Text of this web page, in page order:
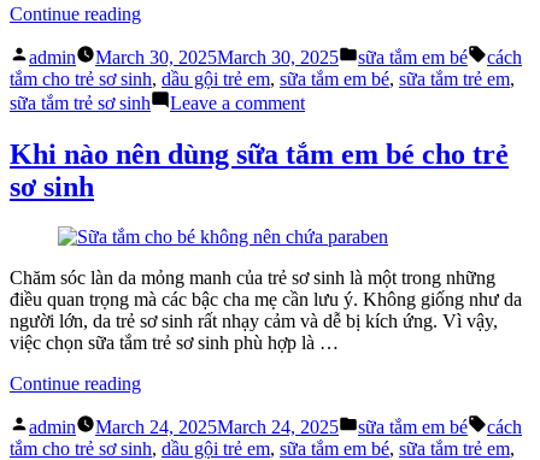
Continue reading“Vì
Bé
Khóc
Khi
Cách
Chọn
Em
Bé
Phù
Hợp”
Posted
by
admin March 30, 2025March 30, 2025
Posted
in
sữa tắm em bé Tags:
cách
tắm cho trẻ sơ sinh, dầu gội trẻ em, sữa tắm em bé, sữa tắm trẻ em,
sữa tắm trẻ sơ sinh
Leave a commenton
Sao
Bé
Tắm?
Cách
Chọn
Sữa
Tắm
Em
Khi nào nên dùng sữa tắm em bé cho trẻ
sơ sinh
Chăm sóc làn da mỏng manh của trẻ sơ sinh là một trong những
điều quan trọng mà các bậc cha mẹ cần lưu ý. Không giống như da
người lớn, da trẻ sơ sinh rất nhạy cảm và dễ bị kích ứng. Vì vậy,
việc chọn sữa tắm trẻ sơ sinh phù hợp là …
Continue reading“Khi
nên
dùng
Posted
by
admin March 24, 2025March 24, 2025
Posted
in
sữa tắm em bé Tags:
cách
tắm cho trẻ sơ sinh, dầu gội trẻ em, sữa tắm em bé, sữa tắm trẻ em,